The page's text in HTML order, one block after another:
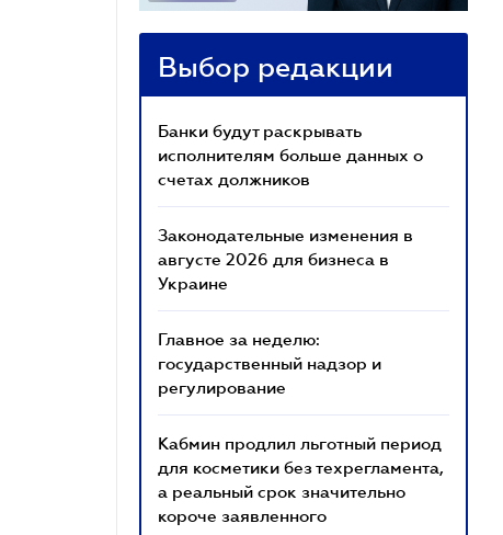
Выбор редакции
Банки будут раскрывать
исполнителям больше данных о
счетах должников
Законодательные изменения в
августе 2026 для бизнеса в
Украине
Главное за неделю:
государственный надзор и
регулирование
Кабмин продлил льготный период
для косметики без техрегламента,
а реальный срок значительно
короче заявленного